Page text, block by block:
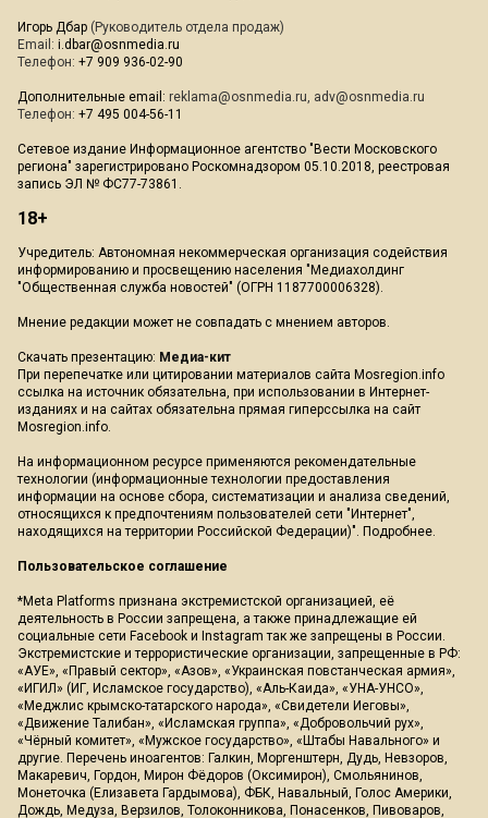
Игорь Дбар (Руководитель отдела продаж)
Email: i.dbar@osnmedia.ru
Телефон: +7 909 936-02-90
Дополнительные email: reklama@osnmedia.ru, adv@osnmedia.ru
Телефон: +7 495 004-56-11
Сетевое издание Информационное агентство "Вести Московского
региона" зарегистрировано Роскомнадзором 05.10.2018, реестровая
запись ЭЛ № ФС77-73861.
18+
Учредитель: Автономная некоммерческая организация содействия
информированию и просвещению населения "Медиахолдинг
"Общественная служба новостей" (ОГРН 1187700006328).
Мнение редакции может не совпадать с мнением авторов.
Скачать презентацию: Медиа-кит
При перепечатке или цитировании материалов сайта Mosregion.info
ссылка на источник обязательна, при использовании в Интернет-
изданиях и на сайтах обязательна прямая гиперссылка на сайт
Mosregion.info.
На информационном ресурсе применяются рекомендательные
технологии (информационные технологии предоставления
информации на основе сбора, систематизации и анализа сведений,
относящихся к предпочтениям пользователей сети "Интернет",
находящихся на территории Российской Федерации)". Подробнее.
Пользовательское соглашение
*Meta Platforms признана экстремистской организацией, её
деятельность в России запрещена, а также принадлежащие ей
социальные сети Facebook и Instagram так же запрещены в России.
Экстремистские и террористические организации, запрещенные в РФ:
«АУЕ», «Правый сектор», «Азов», «Украинская повстанческая армия»,
«ИГИЛ» (ИГ, Исламское государство), «Аль-Каида», «УНА-УНСО»,
«Меджлис крымско-татарского народа», «Свидетели Иеговы»,
«Движение Талибан», «Исламская группа», «Добровольчий рух»,
«Чёрный комитет», «Мужское государство», «Штабы Навального» и
другие. Перечень иноагентов: Галкин, Моргенштерн, Дудь, Невзоров,
Макаревич, Гордон, Мирон Фёдоров (Оксимирон), Смольянинов,
Монеточка (Елизавета Гардымова), ФБК, Навальный, Голос Америки,
Дождь, Медуза, Верзилов, Толоконникова, Понасенков, Пивоваров,